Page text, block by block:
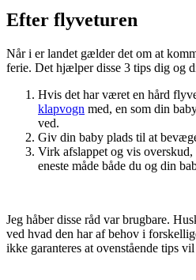
Efter flyveturen
Når i er landet gælder det om at
ferie. Det hjælper disse 3 tips dig og
Hvis det har været en hård
klapvogn med, en som din
ved.
Giv din baby plads til at
Virk afslappet og vis overskud,
eneste måde både du og din
Jeg håber disse råd var brugbare.
ved hvad den har af behov i
ikke garanteres at ovenstående tips